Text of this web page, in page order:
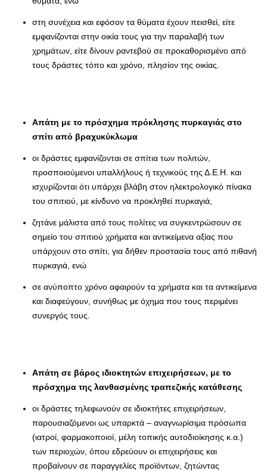
στη συνέχεια και εφόσον τα θύματα έχουν πεισθεί, είτε
εμφανίζονται στην οικία τους για την παραλαβή των
χρημάτων, είτε δίνουν ραντεβού σε προκαθορισμένο από
τους δράστες τόπο και χρόνο, πλησίον της οικίας.
Απάτη με το πρόσχημα πρόκλησης πυρκαγιάς στο
σπίτι από βραχυκύκλωμα
οι δράστες εμφανίζονται σε σπίτια των πολιτών,
προσποιούμενοι υπαλλήλους ή τεχνικούς της Δ.Ε.Η. και
ισχυρίζονται ότι υπάρχει βλάβη στον ηλεκτρολογικό πίνακα
του σπιτιού, με κίνδυνο να προκληθεί πυρκαγιά,
ζητάνε μάλιστα από τους πολίτες να συγκεντρώσουν σε
σημείο του σπιτιού χρήματα και αντικείμενα αξίας που
υπάρχουν στο σπίτι, για δήθεν προστασία τους από πιθανή
πυρκαγιά, ενώ
σε ανύποπτο χρόνο αφαιρούν τα χρήματα και τα αντικείμενα
και διαφεύγουν, συνήθως με όχημα που τους περιμένει
συνεργός τους.
Απάτη σε βάρος ιδιοκτητών επιχειρήσεων, με το
πρόσχημα της λανθασμένης τραπεζικής κατάθεσης
οι δράστες τηλεφωνούν σε ιδιοκτήτες επιχειρήσεων,
παρουσιαζόμενοι ως υπαρκτά – αναγνωρίσιμα πρόσωπα
(ιατροί, φαρμακοποιοί, μέλη τοπικής αυτοδιοίκησης κ.α.)
των περιοχών, όπου εδρεύουν οι επιχειρήσεις και
προβαίνουν σε παραγγελίες προϊόντων, ζητώντας